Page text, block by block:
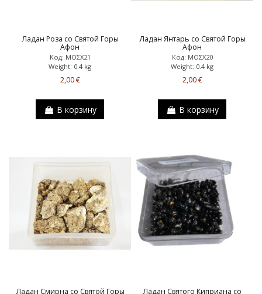
Ладан Роза со Святой Горы
Афон
Код: ΜΟΣΧ21
Weight: 0.4 kg
2,00 €
В корзину
Ладан Янтарь со Святой Горы
Афон
Код: ΜΟΣΧ20
Weight: 0.4 kg
2,00 €
В корзину
Ладан Смирна со Святой Горы
Ладан Святого Киприана со